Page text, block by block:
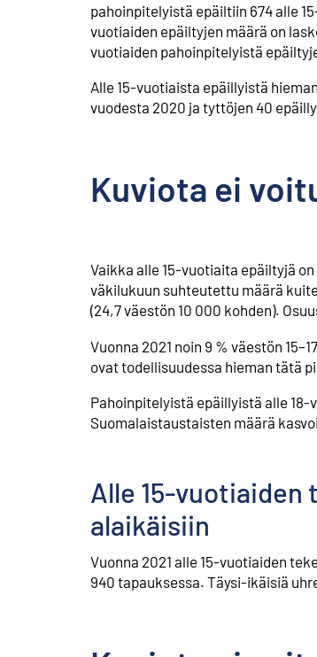
pahoinpitelyistä epäiltiin 674 alle
vuotiaiden epäiltyjen määrä on
vuotiaiden pahoinpitelyistä
Alle 15-vuotiaista epäillyistä
vuodesta 2020 ja tyttöjen 40
Kuviota ei
Vaikka alle 15-vuotiaita epäiltyjä
väkilukuun suhteutettu määrä
(24,7 väestön 10 000 kohden).
Vuonna 2021 noin 9 % väestön
ovat todellisuudessa hieman tätä
Pahoinpitelyistä epäillyistä alle
Suomalaistaustaisten määrä
Alle 15-
alaikäisiin
Vuonna 2021 alle 15-vuotiaiden
940 tapauksessa. Täysi-ikäisiä